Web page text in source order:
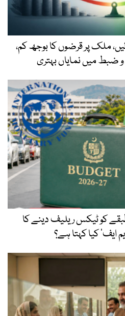
ملک پر قرضوں کا بوجھ کم،
و ضبط میں نمایاں بہتری
دار طبقے کو ٹیکس ریلیف دینے کا
ایف‘ کیا کہتا ہے؟